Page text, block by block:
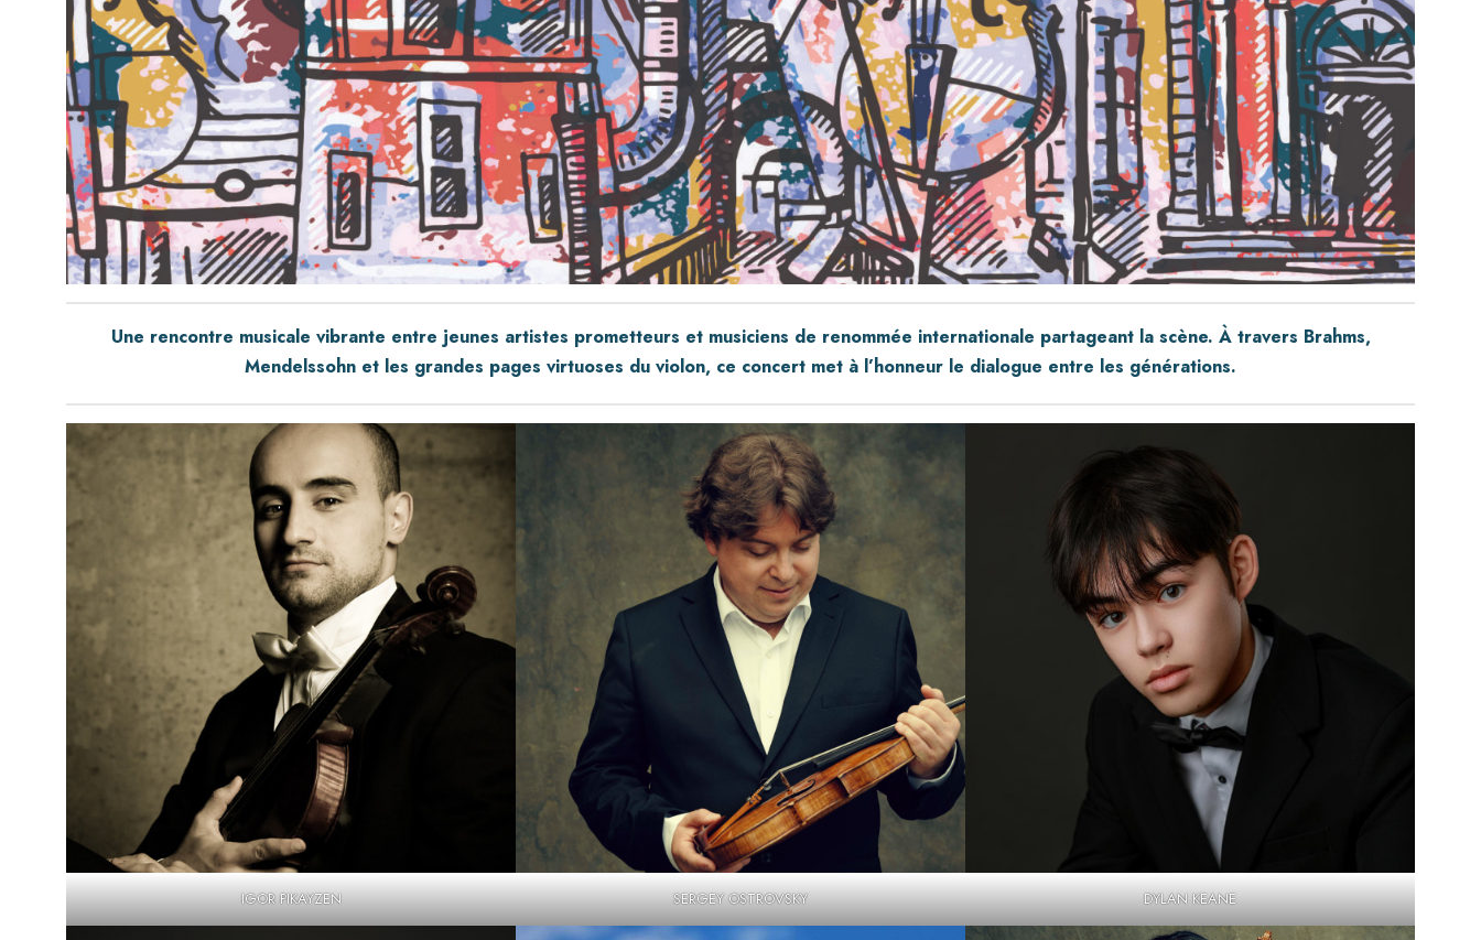
Une rencontre musicale vibrante entre jeunes artistes prometteurs et musiciens de renommée internationale partageant la scène. À travers Brahms,
Mendelssohn et les grandes pages virtuoses du violon, ce concert met à l’honneur le dialogue entre les générations.
IGOR PIKAYZEN SERGEY OSTROVSKY DYLAN KEANE